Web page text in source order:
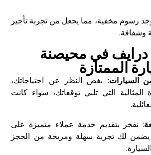
رسوم مخفية، مما يجعل من تجربة تأجير
وشفافة.
درايف في محيصنة
الممتازة
السيارات: بغض النظر عن احتياجاتك،
المثالية التي تلبي توقعاتك، سواء كانت
: نفخر بتقديم خدمة عملاء متميزة على
يضمن لك تجربة سهلة ومريحة من الحجز